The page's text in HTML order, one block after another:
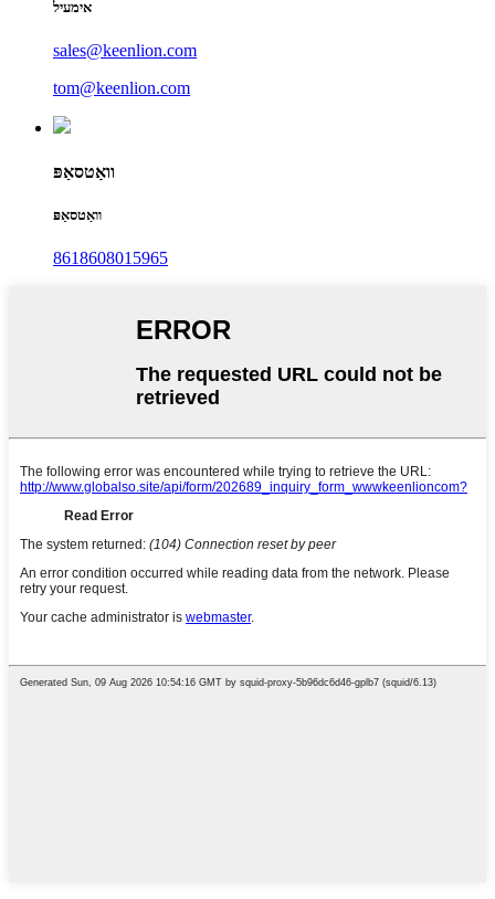
אימעיל
sales@keenlion.com
tom@keenlion.com
וואַטסאַפּ
וואַטסאַפּ
8618608015965